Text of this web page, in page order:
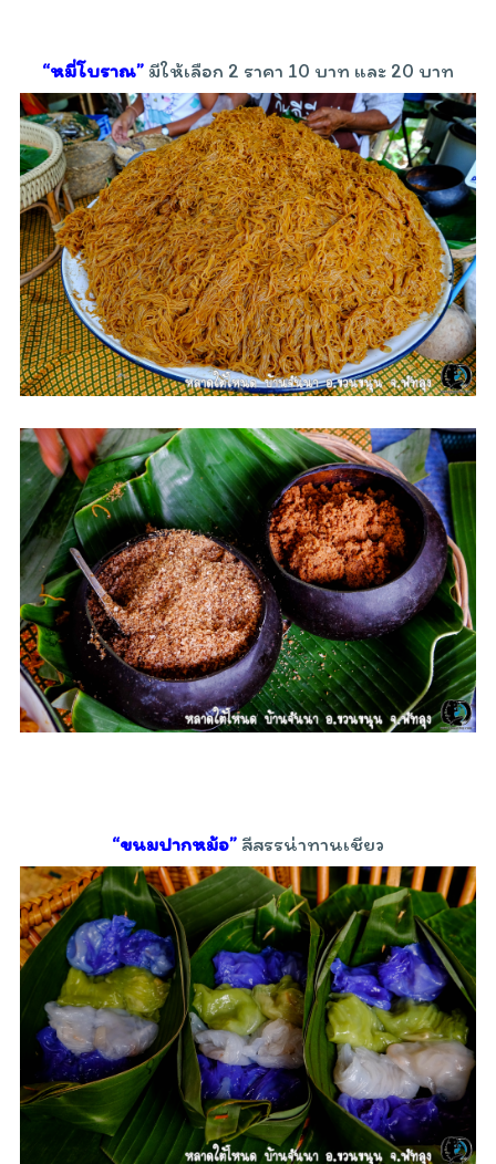
“หมี่โบราณ” มีให้เลือก 2 ราคา 10 บาท และ 20 บาท
“ขนมปากหม้อ” สีสรรน่าทานเชียว